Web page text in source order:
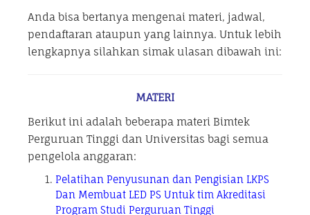
Anda bisa bertanya mengenai materi, jadwal,
pendaftaran ataupun yang lainnya. Untuk lebih
lengkapnya silahkan simak ulasan dibawah ini:
MATERI
Berikut ini adalah beberapa materi Bimtek
Perguruan Tinggi dan Universitas bagi semua
pengelola anggaran:
Pelatihan Penyusunan dan Pengisian LKPS
Dan Membuat LED PS Untuk tim Akreditasi
Program Studi Perguruan Tinggi